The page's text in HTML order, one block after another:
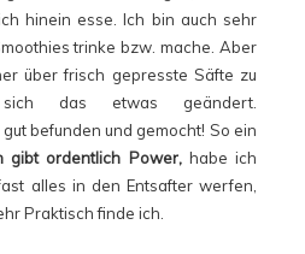
hinein esse. Ich bin auch sehr
trinke bzw. mache. Aber
über frisch gepresste Säfte zu
das etwas geändert.
befunden und gemocht! So ein
gibt ordentlich Power,habe ich
alles in den Entsafter werfen,
Praktisch finde ich.